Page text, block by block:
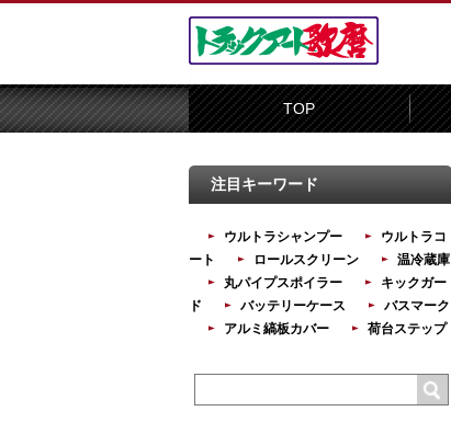
TOP
注目キーワード
ウルトラシャンプー
ウルトラコ
ート
ロールスクリーン
温冷蔵庫
丸パイプスポイラー
キックガー
ド
バッテリーケース
バスマーク
アルミ縞板カバー
荷台ステップ